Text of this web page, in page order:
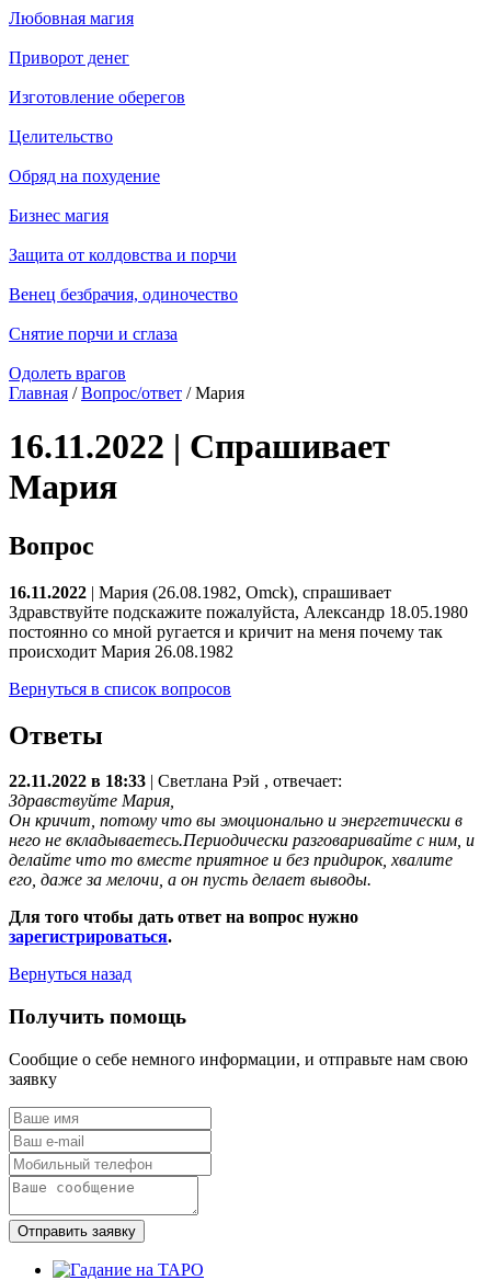
Любовная магия
Приворот денег
Изготовление оберегов
Целительство
Обряд на похудение
Бизнес магия
Защита от колдовства и порчи
Венец безбрачия, одиночество
Снятие порчи и сглаза
Одолеть врагов
Главная /Вопрос/ответ / Мария
16.11.2022 | Спрашивает
Мария
Вопрос
16.11.2022 | Мария (26.08.1982, Omck), спрашивает
Здравствуйте подскажите пожалуйста, Александр 18.05.1980
постоянно со мной ругается и кричит на меня почему так
происходит Мария 26.08.1982
Вернуться в список вопросов
Ответы
22.11.2022 в 18:33 Светлана Рэй , отвечает:
Здравствуйте Мария,
Он кричит, потому что вы эмоционально и энергетически в
него не вкладываетесь.Периодически разговаривайте с ним, и
делайте что то вместе приятное и без придирок, хвалите
его, даже за мелочи, а он пусть делает выводы.
Для того чтобы дать ответ на вопрос нужно
зарегистрироваться.
Вернуться назад
Получить помощь
Сообщие о себе немного информации, и отправьте нам свою
заявку
Отправить заявку